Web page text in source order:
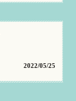
2022/05/25